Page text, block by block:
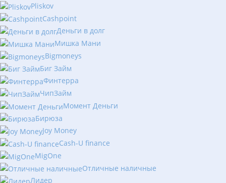
Pliskov
Cashpoint
Деньги в долг
Мишка Мани
Bigmoneys
Биг Займ
Финтерра
ЧипЗайм
Момент Деньги
Бирюза
Joy Money
Cash-U finance
MigOne
Отличные наличные
Лидер